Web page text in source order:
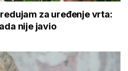
za uređenje vrta:
nije javio